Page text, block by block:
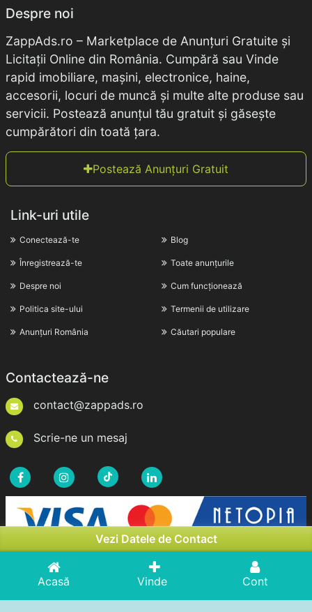
Vezi Datele de Contact
Acasă Vinde Cont
Despre noi
ZappAds.ro – Marketplace de Anunțuri Gratuite și
Licitații Online din România. Cumpără sau Vinde
rapid imobiliare, mașini, electronice, haine,
accesorii, locuri de muncă și multe alte produse sau
servicii. Postează anunțul tău gratuit și găsește
cumpărători din toată țara.
Postează Anunțuri Gratuit
Link-uri utile
Conectează-te
Înregistrează-te
Despre noi
Politica site-ului
Anunțuri România
Blog
Toate anunțurile
Cum funcționează
Termenii de utilizare
Căutari populare
Contactează-ne
contact@zappads.ro
Scrie-ne un mesaj